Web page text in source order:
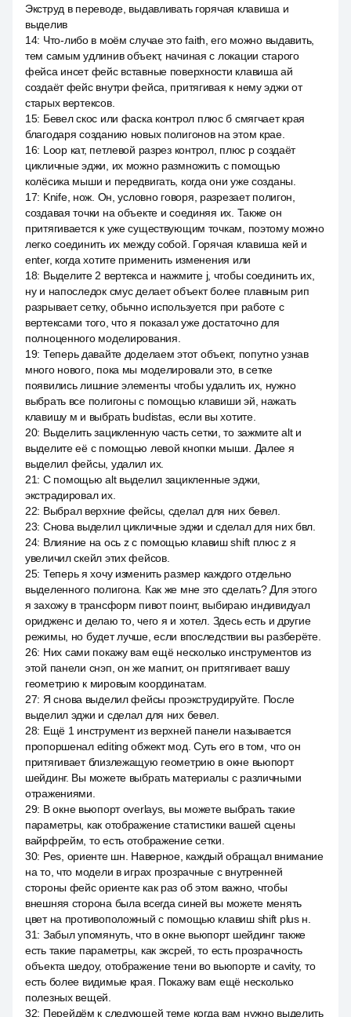
Экструд в переводе, выдавливать горячая клавиша и
выделив
14: Что-либо в моём случае это faith, его можно выдавить,
тем самым удлинив объект, начиная с локации старого
фейса инсет фейс вставные поверхности клавиша ай
создаёт фейс внутри фейса, притягивая к нему эджи от
старых вертексов.
15: Бевел скос или фаска контрол плюс б смягчает края
благодаря созданию новых полигонов на этом крае.
16: Loop кат, петлевой разрез контрол, плюс р создаёт
цикличные эджи, их можно размножить с помощью
колёсика мыши и передвигать, когда они уже созданы.
17: Knife, нож. Он, условно говоря, разрезает полигон,
создавая точки на объекте и соединяя их. Также он
притягивается к уже существующим точкам, поэтому можно
легко соединить их между собой. Горячая клавиша кей и
enter, когда хотите применить изменения или
18: Выделите 2 вертекса и нажмите j, чтобы соединить их,
ну и напоследок смус делает объект более плавным рип
разрывает сетку, обычно используется при работе с
вертексами того, что я показал уже достаточно для
полноценного моделирования.
19: Теперь давайте доделаем этот объект, попутно узнав
много нового, пока мы моделировали это, в сетке
появились лишние элементы чтобы удалить их, нужно
выбрать все полигоны с помощью клавиши эй, нажать
клавишу м и выбрать budistas, если вы хотите.
20: Выделить зацикленную часть сетки, то зажмите alt и
выделите её с помощью левой кнопки мыши. Далее я
выделил фейсы, удалил их.
21: С помощью alt выделил зацикленные эджи,
экстрадировал их.
22: Выбрал верхние фейсы, сделал для них бевел.
23: Снова выделил цикличные эджи и сделал для них бвл.
24: Влияние на ось z с помощью клавиш shift плюс z я
увеличил скейл этих фейсов.
25: Теперь я хочу изменить размер каждого отдельно
выделенного полигона. Как же мне это сделать? Для этого
я захожу в трансформ пивот поинт, выбираю индивидуал
оридженс и делаю то, чего я и хотел. Здесь есть и другие
режимы, но будет лучше, если впоследствии вы разберёте.
26: Них сами покажу вам ещё несколько инструментов из
этой панели снэп, он же магнит, он притягивает вашу
геометрию к мировым координатам.
27: Я снова выделил фейсы проэкструдируйте. После
выделил эджи и сделал для них бевел.
28: Ещё 1 инструмент из верхней панели называется
пропоршенал editing обжект мод. Суть его в том, что он
притягивает близлежащую геометрию в окне вьюпорт
шейдинг. Вы можете выбрать материалы с различными
отражениями.
29: В окне вьюпорт overlays, вы можете выбрать такие
параметры, как отображение статистики вашей сцены
вайрфрейм, то есть отображение сетки.
30: Pes, ориенте шн. Наверное, каждый обращал внимание
на то, что модели в играх прозрачные с внутренней
стороны фейс ориенте как раз об этом важно, чтобы
внешняя сторона была всегда синей вы можете менять
цвет на противоположный с помощью клавиш shift plus н.
31: Забыл упомянуть, что в окне вьюпорт шейдинг также
есть такие параметры, как эксрей, то есть прозрачность
объекта шедоу, отображение тени во вьюпорте и cavity, то
есть более видимые края. Покажу вам ещё несколько
полезных вещей.
32: Перейдём к следующей теме когда вам нужно выделить